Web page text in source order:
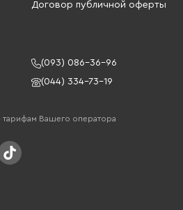
Договор публичной оферты
(093) 086-36-96
(044) 334-73-19
тарифам Вашего оператора